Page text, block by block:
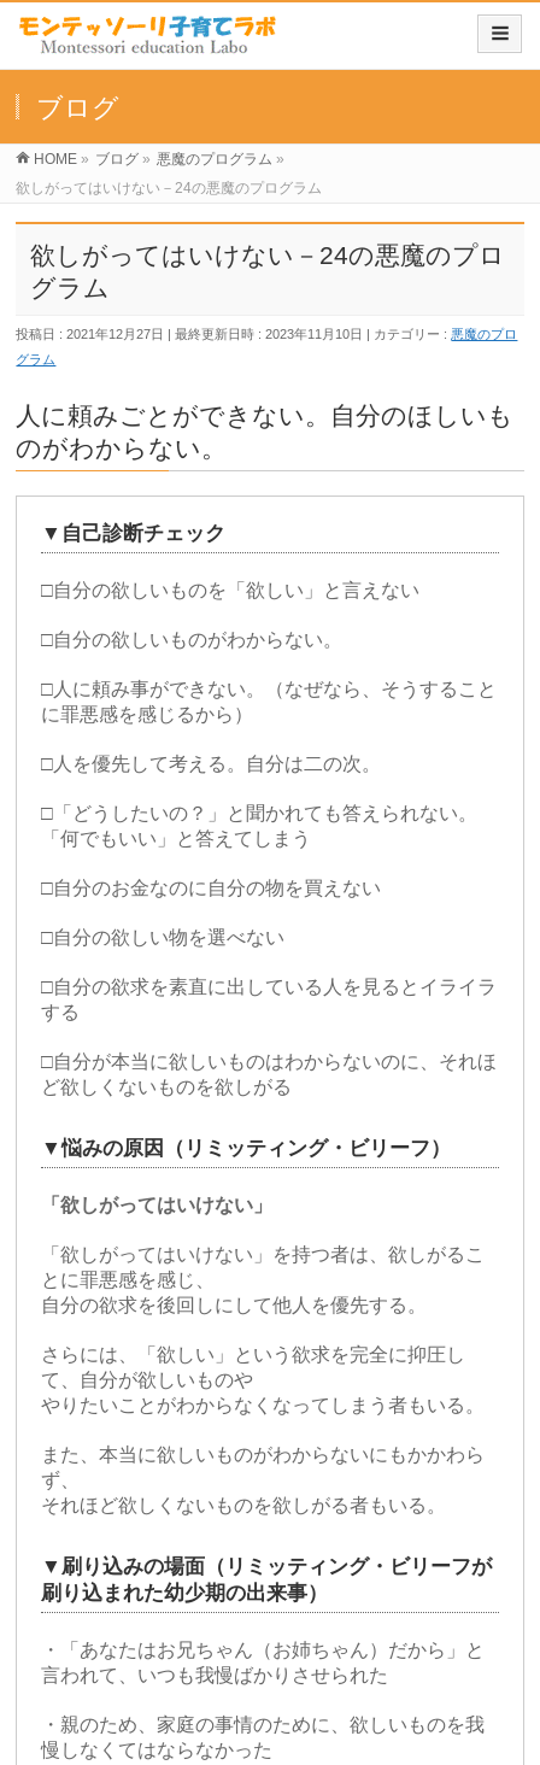
ブログ
HOME » ブログ » 悪魔のプログラム »
欲しがってはいけない－24の悪魔のプログラム
欲しがってはいけない－24の悪魔のプロ
グラム
投稿日 : 2021年12月27日 最終更新日時 : 2023年11月10日 カテゴリー : 悪魔のプロ
グラム
人に頼みごとができない。自分のほしいも
のがわからない。
▼自己診断チェック
□自分の欲しいものを「欲しい」と言えない
□自分の欲しいものがわからない。
□人に頼み事ができない。（なぜなら、そうすること
に罪悪感を感じるから）
□人を優先して考える。自分は二の次。
□「どうしたいの？」と聞かれても答えられない。
「何でもいい」と答えてしまう
□自分のお金なのに自分の物を買えない
□自分の欲しい物を選べない
□自分の欲求を素直に出している人を見るとイライラ
する
□自分が本当に欲しいものはわからないのに、それほ
ど欲しくないものを欲しがる
▼悩みの原因（リミッティング・ビリーフ）
「欲しがってはいけない」
「欲しがってはいけない」を持つ者は、欲しがるこ
とに罪悪感を感じ、
自分の欲求を後回しにして他人を優先する。
さらには、「欲しい」という欲求を完全に抑圧し
て、自分が欲しいものや
やりたいことがわからなくなってしまう者もいる。
また、本当に欲しいものがわからないにもかかわら
ず、
それほど欲しくないものを欲しがる者もいる。
▼刷り込みの場面（リミッティング・ビリーフが
刷り込まれた幼少期の出来事）
・「あなたはお兄ちゃん（お姉ちゃん）だから」と
言われて、いつも我慢ばかりさせられた
・親のため、家庭の事情のために、欲しいものを我
慢しなくてはならなかった